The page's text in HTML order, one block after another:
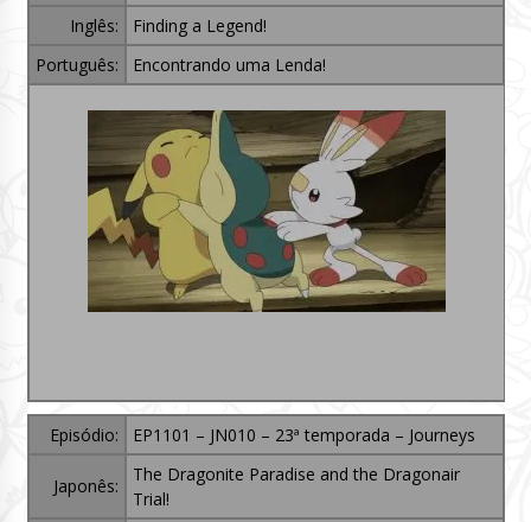
Inglês:
Finding a Legend!
Português:
Encontrando uma Lenda!
Episódio: EP1101 – JN010 – 23ª temporada – Journeys
Japonês:
The Dragonite Paradise and the Dragonair
Trial!